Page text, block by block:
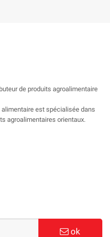
de produits agroalimentaire
est spécialisée dans
agroalimentaires orientaux.
ok